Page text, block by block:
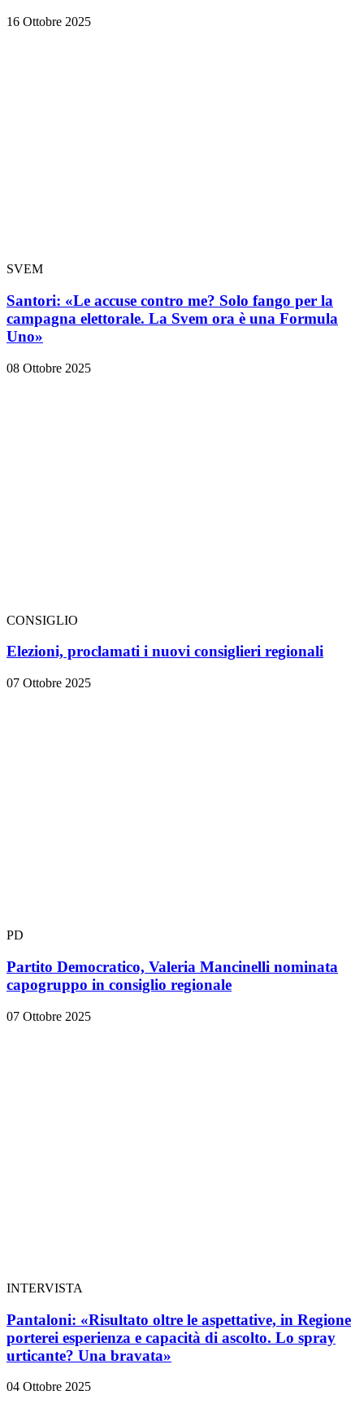
16 Ottobre 2025
SVEM
Santori: «Le accuse contro me? Solo fango per la
campagna elettorale. La Svem ora è una Formula
Uno»
08 Ottobre 2025
CONSIGLIO
Elezioni, proclamati i nuovi consiglieri regionali
07 Ottobre 2025
PD
Partito Democratico, Valeria Mancinelli nominata
capogruppo in consiglio regionale
07 Ottobre 2025
INTERVISTA
Pantaloni: «Risultato oltre le aspettative, in Regione
porterei esperienza e capacità di ascolto. Lo spray
urticante? Una bravata»
04 Ottobre 2025